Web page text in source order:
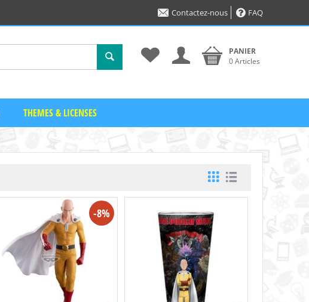
Contactez-nous FAQ
PANIER
0 Articles
THEMES & LICENSES
-8%